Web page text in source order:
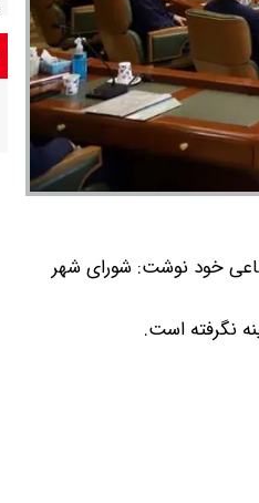
خود نوشت: شورای شهر
نگرفته است.